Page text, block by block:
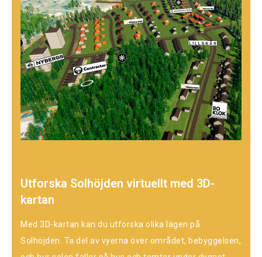
Utforska Solhöjden virtuellt med 3D-
kartan
Med 3D-kartan kan du utforska olika lägen på
Solhöjden. Ta del av vyerna över området, bebyggelsen,